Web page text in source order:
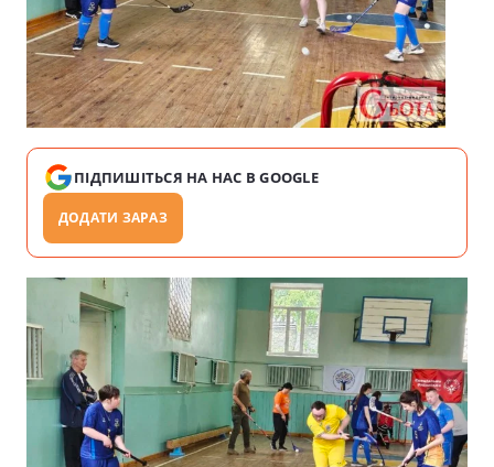
ПІДПИШІТЬСЯ НА НАС В GOOGLE
ДОДАТИ ЗАРАЗ